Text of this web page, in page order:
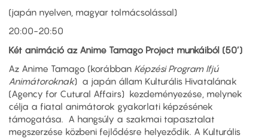
(japán nyelven, magyar tolmácsolással)
20:00-20:50
Két animáció az Anime Tamago Project munkáiból (50’)
Az Anime Tamago (korábban Képzési Program Ifjú
Animátoroknak) a japán állam Kulturális Hivatalának
(Agency for Cutural Affairs) kezdeményezése, melynek
célja a fiatal animátorok gyakorlati képzésének
támogatása. A hangsúly a szakmai tapasztalat
megszerzése közbeni fejlődésre helyeződik. A Kulturális